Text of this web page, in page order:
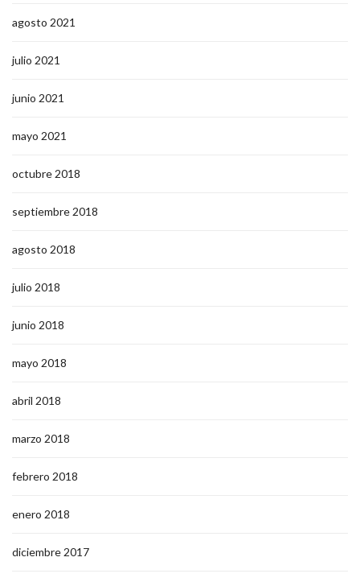
agosto 2021
julio 2021
junio 2021
mayo 2021
octubre 2018
septiembre 2018
agosto 2018
julio 2018
junio 2018
mayo 2018
abril 2018
marzo 2018
febrero 2018
enero 2018
diciembre 2017